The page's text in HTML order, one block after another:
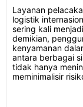
Layanan
logistik
sering kali
demikian,
kenyamanan
antara berbagai
tidak hanya
meminimalisir